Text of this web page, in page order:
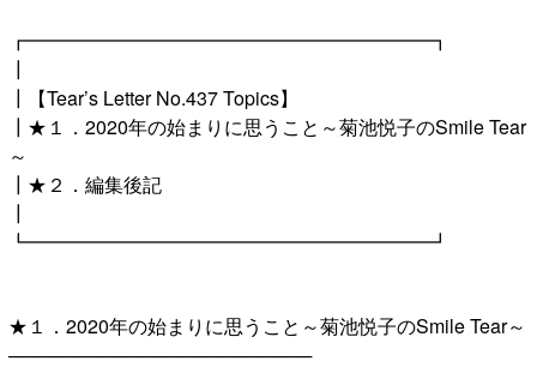
┏━━━━━━━━━━━━━━━━━━━━━┓
┃
┃【Tear’s Letter No.437 Topics】
┃★１．2020年の始まりに思うこと～菊池悦子のSmile Tear
～
┃★２．編集後記
┃
┗━━━━━━━━━━━━━━━━━━━━━┛
★１．2020年の始まりに思うこと～菊池悦子のSmile Tear～
───────────────────────